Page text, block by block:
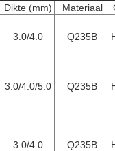
Dikte (mm) Materiaal
3.0/4.0 Q235B
3.0/4.0/5.0 Q235B
3.0/4.0 Q235B